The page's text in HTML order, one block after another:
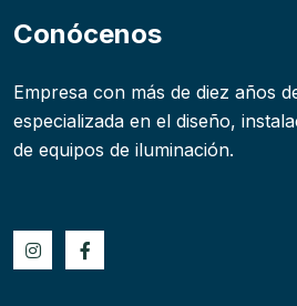
Conócenos
Empresa con más de diez años
especializada en el diseño,
de equipos de iluminación.